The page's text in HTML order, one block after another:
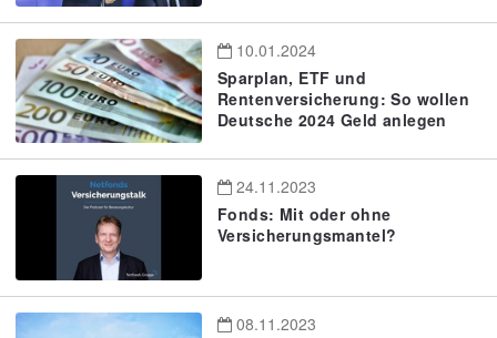
10.01.2024
Sparplan, ETF und
Rentenversicherung: So wollen
Deutsche 2024 Geld anlegen
24.11.2023
Fonds: Mit oder ohne
Versicherungsmantel?
08.11.2023